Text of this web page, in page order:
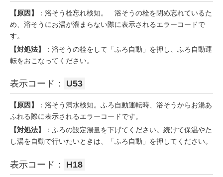
【原因】
：浴そう栓忘れ検知。 浴そうの栓を閉め忘れているた
め、浴そうにお湯が溜まらない際に表示されるエラーコードで
す。
【対処法】
：浴そうの栓をして「ふろ自動」を押し、ふろ自動運
転をおこなってください。
表示コード： U53
【原因】
：浴そう満水検知。ふろ自動運転時、浴そうからお湯あ
ふれる際に表示されるエラーコードです。
【対処法】
：ふろの設定湯量を下げてください。続けて保温やた
し湯を自動で行いたいときは、「ふろ自動」を押してください。
表示コード： H18